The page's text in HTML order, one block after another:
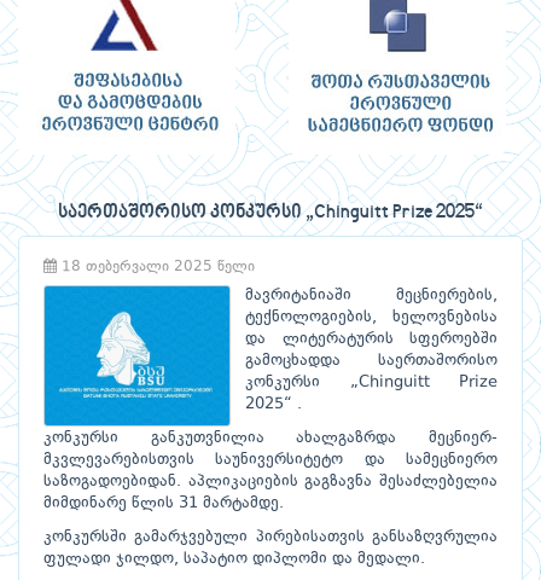
საერთაშორისო კონკურსი „Chinguitt Prize 2025“
18 თებერვალი 2025 წელი
მავრიტანიაში მეცნიერების,
ტექნოლოგიების, ხელოვნებისა
და ლიტერატურის სფეროებში
გამოცხადდა საერთაშორისო
კონკურსი „Chinguitt Prize
2025“ .
კონკურსი განკუთვნილია ახალგაზრდა მეცნიერ-
მკვლევარებისთვის საუნივერსიტეტო და სამეცნიერო
საზოგადოებიდან. აპლიკაციების გაგზავნა შესაძლებელია
მიმდინარე წლის 31 მარტამდე.
კონკურსში გამარჯვებული პირებისათვის განსაზღვრულია
ფულადი ჯილდო, საპატიო დიპლომი და მედალი.